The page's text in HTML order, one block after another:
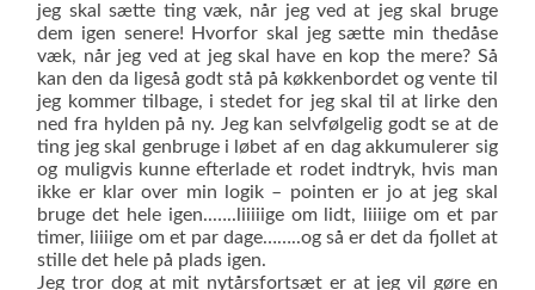
jeg skal sætte ting væk, når jeg ved at jeg skal bruge
dem igen senere! Hvorfor skal jeg sætte min thedåse
væk, når jeg ved at jeg skal have en kop the mere? Så
kan den da ligeså godt stå på køk­ken­bordet og vente til
jeg kommer tilbage, i stedet for jeg skal til at lirke den
ned fra hylden på ny. Jeg kan selvfølgelig godt se at de
ting jeg skal genbruge i løbet af en dag akkumulerer sig
og muligvis kunne efter­lade et rodet indtryk, hvis man
ikke er klar over min logik – pointen er jo at jeg skal
bruge det hele igen..…..liiiiige om lidt, liiiige om et par
timer, liiiige om et par dage……..og så er det da fjollet at
stille det hele på plads igen.
Jeg tror dog at mit nytårsfortsæt er at jeg vil gøre en